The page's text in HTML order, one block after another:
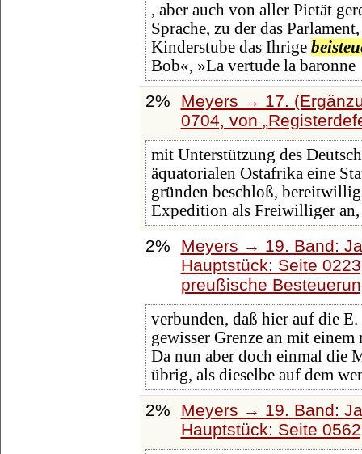
, aber auch von aller Pietät
Sprache, zu der das
Kinderstube das Ihrige
Bob«, »La vertude la baronne
2%
Meyers → 17.
0704, von
mit Unterstützung des
äquatorialen Ostafrika eine
gründen beschloß,
Expedition als Freiwilliger an,
2%
Meyers → 19. Band:
Hauptstück: Seite
preußische
verbunden, daß hier auf die
gewisser Grenze an mit
Da nun aber doch einmal die
übrig, als dieselbe auf dem
2%
Meyers → 19. Band:
Hauptstück: Seite